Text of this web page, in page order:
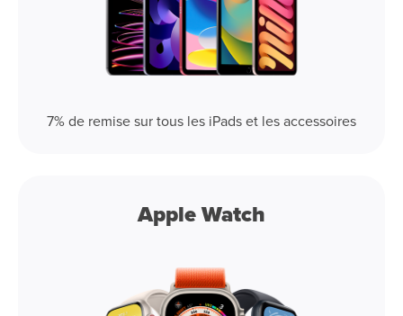
7% de remise sur tous les iPads et les accessoires
Apple Watch